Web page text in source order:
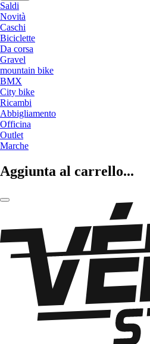
Saldi
Novità
Caschi
Biciclette
Da corsa
Gravel
mountain bike
BMX
City bike
Ricambi
Abbigliamento
Officina
Outlet
Marche
Aggiunta al carrello...